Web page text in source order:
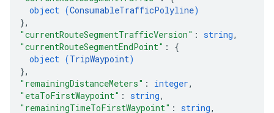
object (ConsumableTrafficPolyline)
},
"currentRouteSegmentTrafficVersion" : string,
"currentRouteSegmentEndPoint" : {
object (TripWaypoint)
},
"remainingDistanceMeters" : integer,
"etaToFirstWaypoint" : string,
"remainingTimeToFirstWaypoint" : string,